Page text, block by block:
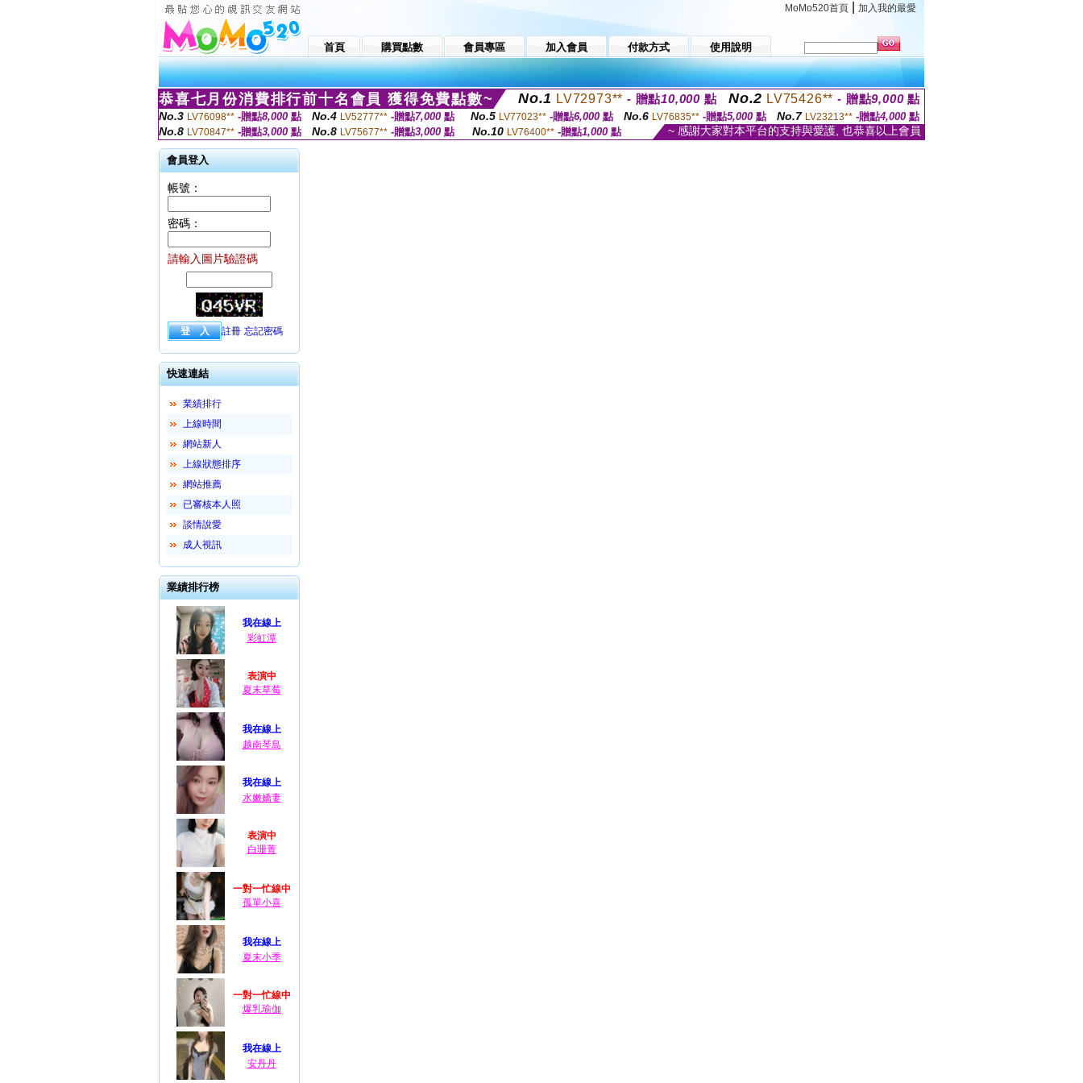
MoMo520首頁 加入我的最愛
首頁 購買點數 會員專區 加入會員 付款方式 使用說明
恭喜七月份消費排行前十名會員 獲得免費點數~ No.1 LV72973** - 贈點10,000 點 No.2 LV75426** - 贈點9,000點
No.3 LV76098** -贈點8,000 點 No.4 LV52777** -贈點7,000 點 No.5 LV77023** -贈點6,000點 No.6 LV76835** -贈點5,000點 No.7 LV23213** -贈點4,000點
No.8 LV70847** -贈點3,000 點 No.8 LV75677** -贈點3,000 點 No.10 LV76400** -贈點1,000點 ~ 感謝大家對本平台的支持與愛護, 也恭喜以上會員
會員登入
帳號：
密碼：
請輸入圖片驗證碼
註冊 忘記密碼
快速連結
業績排行
上線時間
網站新人
上線狀態排序
網站推薦
已審核本人照
談情說愛
成人視訊
業績排行榜
我在線上
彩虹潭
表演中
夏末草莓
我在線上
越南琴島
我在線上
水嫩嬌妻
表演中
白珊菁
一對一忙線中
孤單小喜
我在線上
夏末小季
一對一忙線中
爆乳瑜伽
我在線上
安丹丹